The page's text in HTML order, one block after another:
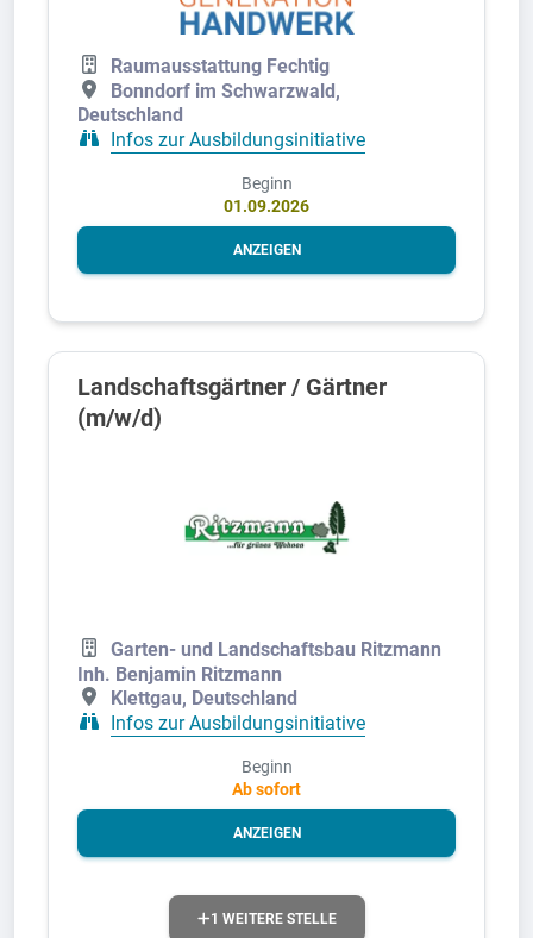
Raumausstattung Fechtig
Bonndorf im Schwarzwald,
Deutschland
Infos zur Ausbildungsinitiative
Beginn
01.09.2026
ANZEIGEN
Landschaftsgärtner / Gärtner
(m/w/d)
Garten- und Landschaftsbau Ritzmann
Inh. Benjamin Ritzmann
Klettgau, Deutschland
Infos zur Ausbildungsinitiative
Beginn
Ab sofort
ANZEIGEN
1 WEITERE STELLE